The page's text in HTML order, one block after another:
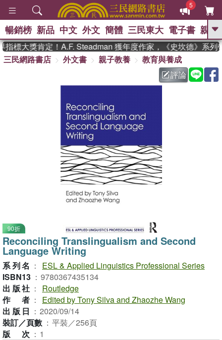
5
GO
熱搜： 東野圭吾 、 高希均教授回憶錄
父親節 、 花開錦
方念華 、 台灣的
、
群喵 、 臺灣漫遊錄
暢銷榜 新品 中文 外文 簡體 三民東大 電子書 親子
標大獎肯定！A.F. Steadman 獲年度作家，《史坎德》系列
三民網路書店
外文書 親子教養
教育與養成
評論
90折
Reconciling Translingualism and Second
Language Writing
系列名 ：
ESL & Applied Linguistics Professional Series
ISBN13 ： 9780367435134
出版社 ：
Routledge
作者 ：
Edited by Tony Silva and Zhaozhe Wang
出版日 ： 2020/09/14
裝訂／頁數 ： 平裝／256頁
版次 ： 1